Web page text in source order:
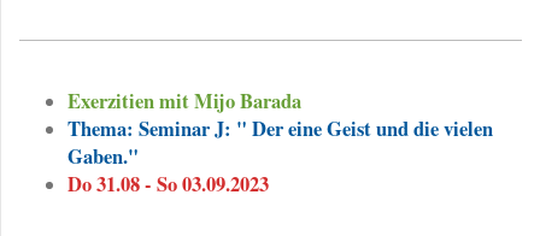
Exerzitien mit Mijo Barada
Thema: Seminar J: " Der eine Geist und die vielen
Gaben."
Do 31.08 - So 03.09.2023